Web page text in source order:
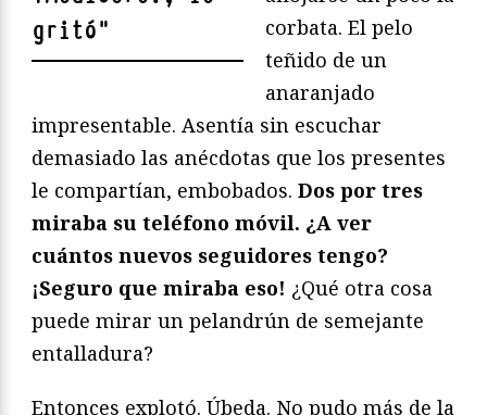
gritó"
corbata. El pelo
teñido de un
anaranjado
impresentable. Asentía sin escuchar
demasiado las anécdotas que los presentes
le compartían, embobados. Dos por tres
miraba su teléfono móvil. ¿A ver
cuántos nuevos seguidores tengo?
¡Seguro que miraba eso! ¿Qué otra cosa
puede mirar un pelandrún de semejante
entalladura?
Entonces explotó. Úbeda. No pudo más de la